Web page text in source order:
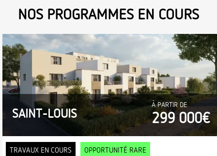
NOS PROGRAMMES EN COURS
SAINT-LOUIS
À PARTIR DE
299 000€
TRAVAUX EN COURS OPPORTUNITÉ RARE